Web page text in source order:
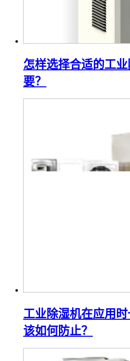
怎样选择合适的工
要？
工业除湿机在应用时
该如何防止？